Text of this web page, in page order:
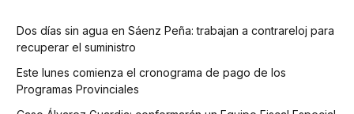
Dos días sin agua en Sáenz Peña: trabajan a contrareloj para
recuperar el suministro
Este lunes comienza el cronograma de pago de los
Programas Provinciales